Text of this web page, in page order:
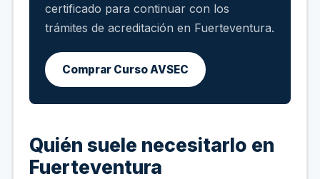
certificado para continuar con los
trámites de acreditación en Fuerteventura.
Comprar Curso AVSEC
Quién suele necesitarlo en
Fuerteventura